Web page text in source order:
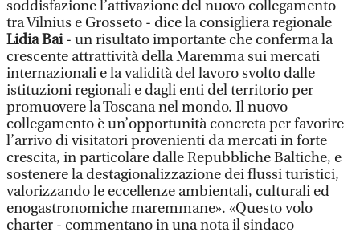
soddisfazione l’attivazione del nuovo collegamento
tra Vilnius e Grosseto - dice la consigliera regionale
Lidia Bai- un risultato importante che conferma la
crescente attrattività della Maremma sui mercati
internazionali e la validità del lavoro svolto dalle
istituzioni regionali e dagli enti del territorio per
promuovere la Toscana nel mondo. Il nuovo
collegamento è un’opportunità concreta per favorire
l’arrivo di visitatori provenienti da mercati in forte
crescita, in particolare dalle Repubbliche Baltiche, e
sostenere la destagionalizzazione dei flussi turistici,
valorizzando le eccellenze ambientali, culturali ed
enogastronomiche maremmane». «Questo volo
charter - commentano in una nota il sindaco